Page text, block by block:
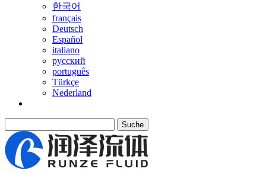
한국어
français
Deutsch
Español
italiano
русский
português
Türkçe
Nederland
Suche